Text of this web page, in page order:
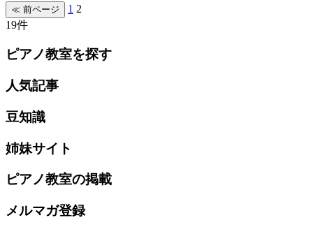
1 2
19件
ピアノ教室を探す
人気記事
豆知識
姉妹サイト
ピアノ教室の掲載
メルマガ登録